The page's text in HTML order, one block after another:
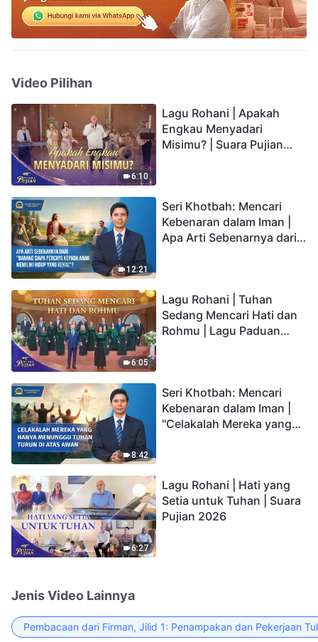
Video Pilihan
6:10
Lagu Rohani | Apakah
Engkau Menyadari
Misimu? | Suara Pujian
12:21
Seri Khotbah: Mencari
Kebenaran dalam Iman |
Apa Arti Sebenarnya dari
6:05
Lagu Rohani | Tuhan
Sedang Mencari Hati dan
Rohmu | Lagu Paduan
8:42
Seri Khotbah: Mencari
Kebenaran dalam Iman |
"Celakalah Mereka yang
6:27
Lagu Rohani | Hati yang
Setia untuk Tuhan | Suara
Pujian 2026
Jenis Video Lainnya
Pembacaan dari Firman, Jilid 1: Penampakan dan Pekerjaan